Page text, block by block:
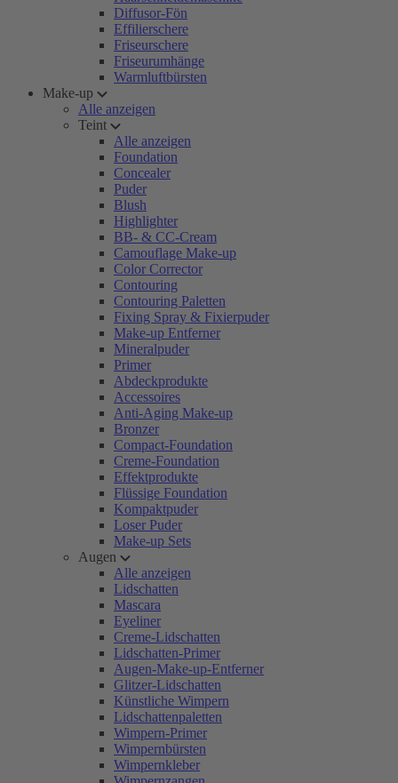
Diffusor-Fön
Effilierschere
Friseurschere
Friseurumhänge
Warmluftbürsten
Make-up
Alle anzeigen
Teint
Alle anzeigen
Foundation
Concealer
Puder
Blush
Highlighter
BB- & CC-Cream
Camouflage Make-up
Color Corrector
Contouring
Contouring Paletten
Fixing Spray & Fixierpuder
Make-up Entferner
Mineralpuder
Primer
Abdeckprodukte
Accessoires
Anti-Aging Make-up
Bronzer
Compact-Foundation
Creme-Foundation
Effektprodukte
Flüssige Foundation
Kompaktpuder
Loser Puder
Make-up Sets
Augen
Alle anzeigen
Lidschatten
Mascara
Eyeliner
Creme-Lidschatten
Lidschatten-Primer
Augen-Make-up-Entferner
Glitzer-Lidschatten
Künstliche Wimpern
Lidschattenpaletten
Wimpern-Primer
Wimpernbürsten
Wimpernkleber